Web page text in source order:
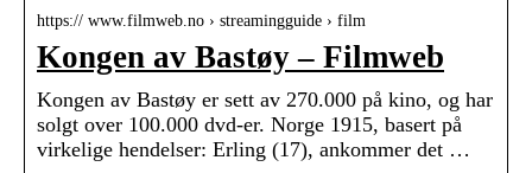
https:// www.filmweb.no › streamingguide › film
Kongen av Bastøy – Filmweb
Kongen av Bastøy er sett av 270.000 på kino, og har
solgt over 100.000 dvd-er. Norge 1915, basert på
virkelige hendelser: Erling (17), ankommer det …